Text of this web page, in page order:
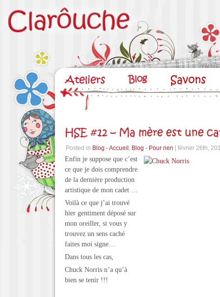
HSE #12 – Ma mère est une
Posted in Blog - Accueil , Blog - Pour rien | février 26th,
Enfin je suppose que c’est
ce que je dois comprendre
de la dernière production
artistique de mon cadet …
Voilà ce que j’ai trouvé
hier gentiment déposé sur
mon oreiller, si vous y
trouvez un sens caché
faites moi signe…
Dans tous les cas,
Chuck Norris n’a qu’à
bien se tenir !!!